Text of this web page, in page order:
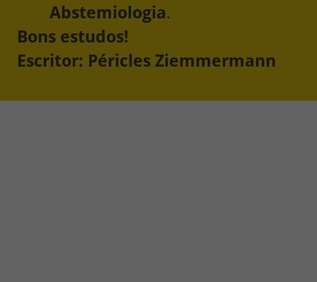
Abstemiologia.
Bons estudos!
Escritor: Péricles Ziemmermann